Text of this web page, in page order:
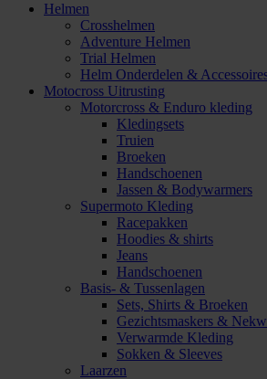
Helmen
Crosshelmen
Adventure Helmen
Trial Helmen
Helm Onderdelen &
Motocross Uitrusting
Motorcross & Enduro kleding
Kledingsets
Truien
Broeken
Handschoenen
Jassen & Bodywarmers
Supermoto Kleding
Racepakken
Hoodies & shirts
Jeans
Handschoenen
Basis- & Tussenlagen
Sets, Shirts & Broeken
Gezichtsmaskers &
Verwarmde Kleding
Sokken & Sleeves
Laarzen